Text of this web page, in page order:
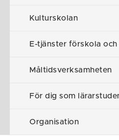
Kulturskolan
E-tjänster förskola och
Måltidsverksamheten
För dig som
Organisation
Egenvård